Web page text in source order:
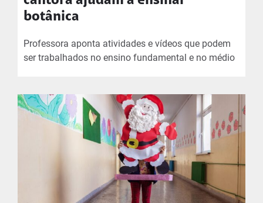
botânica
Professora aponta atividades e vídeos que podem
ser trabalhados no ensino fundamental e no médio